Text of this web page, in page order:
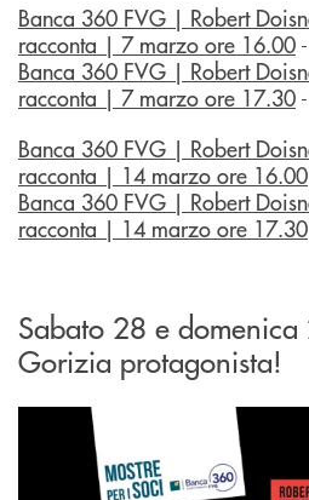
Banca 360 FVG | Robert
racconta | 7 marzo ore 16.00
Banca 360 FVG | Robert
racconta | 7 marzo ore 17.30
Banca 360 FVG | Robert
racconta | 14 marzo ore 16.00
Banca 360 FVG | Robert
racconta | 14 marzo ore 17.30
Sabato 28 e
Gorizia protagonista!